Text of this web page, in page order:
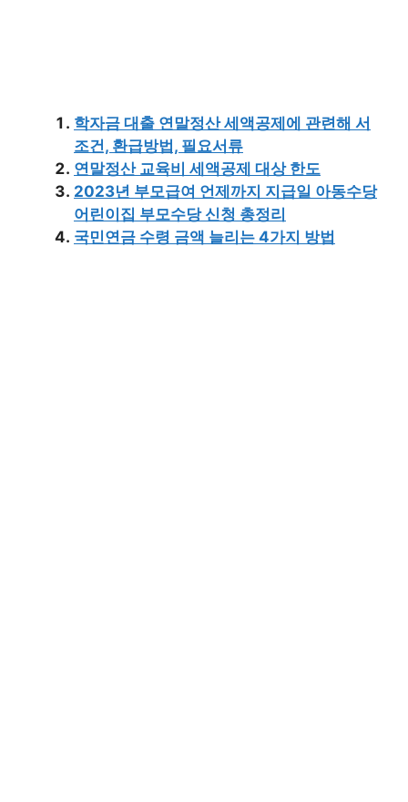
학자금 대출 연말정산 세액공제에 관련해 서
조건, 환급방법, 필요서류
연말정산 교육비 세액공제 대상 한도
2023년 부모급여 언제까지 지급일 아동수당
어린이집 부모수당 신청 총정리
국민연금 수령 금액 늘리는 4가지 방법